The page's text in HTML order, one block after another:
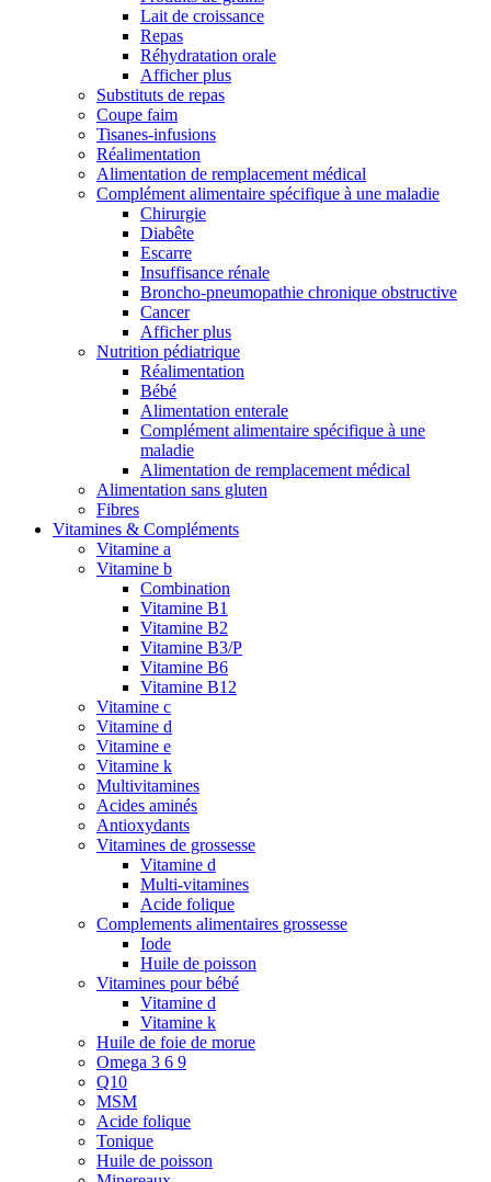
Lait de croissance
Repas
Réhydratation orale
Afficher plus
Substituts de repas
Coupe faim
Tisanes-infusions
Réalimentation
Alimentation de remplacement médical
Complément alimentaire spécifique à une maladie
Chirurgie
Diabête
Escarre
Insuffisance rénale
Broncho-pneumopathie chronique obstructive
Cancer
Afficher plus
Nutrition pédiatrique
Réalimentation
Bébé
Alimentation enterale
Complément alimentaire spécifique à une
maladie
Alimentation de remplacement médical
Alimentation sans gluten
Fibres
Vitamines & Compléments
Vitamine a
Vitamine b
Combination
Vitamine B1
Vitamine B2
Vitamine B3/P
Vitamine B6
Vitamine B12
Vitamine c
Vitamine d
Vitamine e
Vitamine k
Multivitamines
Acides aminés
Antioxydants
Vitamines de grossesse
Vitamine d
Multi-vitamines
Acide folique
Complements alimentaires grossesse
Iode
Huile de poisson
Vitamines pour bébé
Vitamine d
Vitamine k
Huile de foie de morue
Omega 3 6 9
Q10
MSM
Acide folique
Tonique
Huile de poisson